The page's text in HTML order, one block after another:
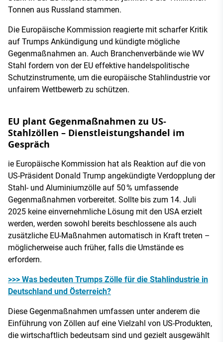
Tonnen aus Russland stammen.
Die Europäische Kommission reagierte mit scharfer Kritik
auf Trumps Ankündigung und kündigte mögliche
Gegenmaßnahmen an. Auch Branchenverbände wie WV
Stahl fordern von der EU effektive handelspolitische
Schutzinstrumente, um die europäische Stahlindustrie vor
unfairem Wettbewerb zu schützen.
EU plant Gegenmaßnahmen zu US-
Stahlzöllen – Dienstleistungshandel im
Gespräch
ie Europäische Kommission hat als Reaktion auf die von
US-Präsident Donald Trump angekündigte Verdopplung der
Stahl- und Aluminiumzölle auf 50 % umfassende
Gegenmaßnahmen vorbereitet. Sollte bis zum 14. Juli
2025 keine einvernehmliche Lösung mit den USA erzielt
werden, werden sowohl bereits beschlossene als auch
zusätzliche EU-Maßnahmen automatisch in Kraft treten –
möglicherweise auch früher, falls die Umstände es
erfordern.
>>> Was bedeuten Trumps Zölle für die Stahlindustrie in
Deutschland und Österreich?
Diese Gegenmaßnahmen umfassen unter anderem die
Einführung von Zöllen auf eine Vielzahl von US-Produkten,
die wirtschaftlich bedeutsam sind und gezielt ausgewählt